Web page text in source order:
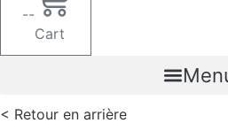
--
Cart
< Retour en arrière